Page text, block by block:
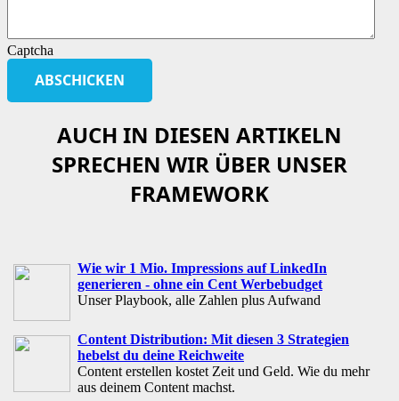
Captcha
AUCH IN DIESEN ARTIKELN
SPRECHEN WIR ÜBER UNSER
FRAMEWORK
Wie wir 1 Mio. Impressions auf LinkedIn
generieren - ohne ein Cent Werbebudget
Unser Playbook, alle Zahlen plus Aufwand
Content Distribution: Mit diesen 3 Strategien
hebelst du deine Reichweite
Content erstellen kostet Zeit und Geld. Wie du mehr
aus deinem Content machst.